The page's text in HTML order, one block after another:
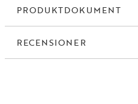
PRODUKTDOKUMENT
RECENSIONER